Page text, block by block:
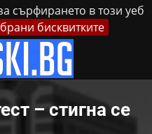
сърфирането в този уеб
бисквитките
Реклама Контакти
– стигна се